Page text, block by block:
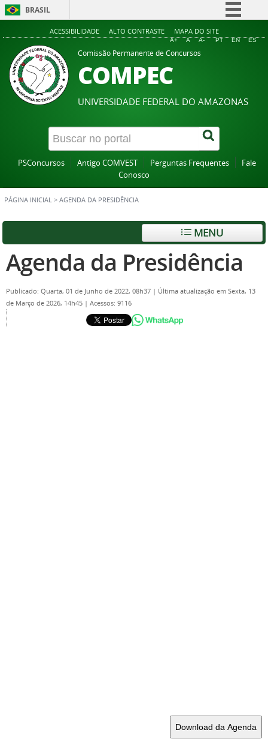
BRASIL
Simplifique!
Comunica BR
Acesso à informação
Legislação
Canais
ACESSIBILIDADE ALTO CONTRASTE MAPA DO SITE
A+ A A- PT EN ES
Comissão Permanente de Concursos
COMPEC
UNIVERSIDADE FEDERAL DO AMAZONAS
PSConcursos Antigo COMVEST Perguntas Frequentes
Fale
Conosco
PÁGINA INICIAL > AGENDA DA PRESIDÊNCIA
MENU
Agenda da Presidência
Publicado: Quarta, 01 de Junho de 2022, 08h37 | Última atualização em Sexta, 13
de Março de 2026, 14h45 | Acessos: 9116
Download da Agenda